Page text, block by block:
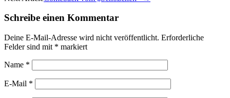
Schreibe einen Kommentar
Deine E-Mail-Adresse wird nicht veröffentlicht. Erforderliche
Felder sind mit * markiert
Name *
E-Mail *